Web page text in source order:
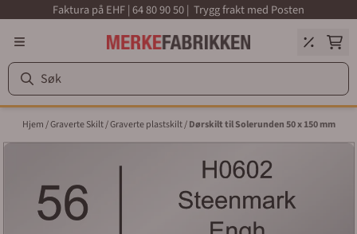
Hopp til innholdFaktura på EHF | 64 80 90 50 | Trygg frakt med Posten
Hjem/Graverte Skilt/Graverte plastskilt/Dørskilt til Solerunden 50 x 150 mm